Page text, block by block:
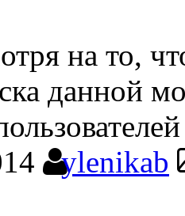
на то,
данной
ylenikab